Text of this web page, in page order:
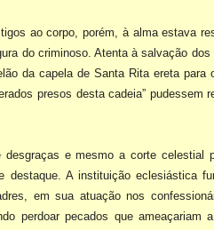
ao corpo, porém, à alma estava
do criminoso. Atenta àsalvação dos
da capela de Santa Rita ereta para
presos desta cadeia” pudessem
desgraças e mesmo a corte celestial
destaque. A instituição eclesiástica
em sua atuação nos
perdoar pecados que ameaçariam